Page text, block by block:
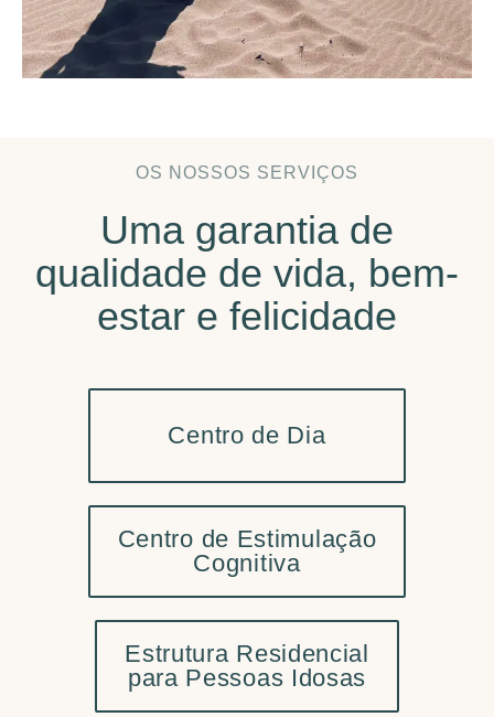
OS NOSSOS SERVIÇOS
Uma garantia de
qualidade de vida, bem-
estar e felicidade
Centro de Dia
Centro de Estimulação
Cognitiva
Estrutura Residencial
para Pessoas Idosas